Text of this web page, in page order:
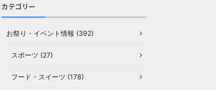
カテゴリー
お祭り・イベント情報 (392)
スポーツ (27)
フード・スイーツ (178)